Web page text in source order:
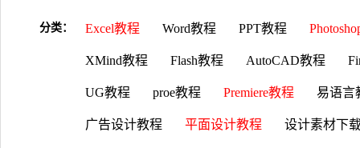
分类： Excel教程 Word教程 PPT教程
XMind教程 Flash教程 AutoCAD教程
UG教程 proe教程 Premiere教程 易语言
广告设计教程 平面设计教程 设计素材下